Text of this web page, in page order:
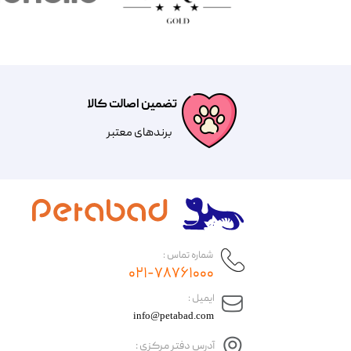
تضمین اصالت کالا
​​برندهای معتبر​​​​​​​
​ایمیل :
آدرس دفتر مرکزی :
info@petabad.com
شماره تماس :
۰۲۱-۷۸۷۶۱۰۰۰